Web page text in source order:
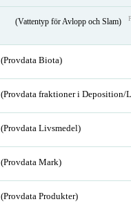
(Vattentyp för Avlopp och Slam)
(Provdata Biota)
(Provdata fraktioner i Deposition/
(Provdata Livsmedel)
(Provdata Mark)
(Provdata Produkter)